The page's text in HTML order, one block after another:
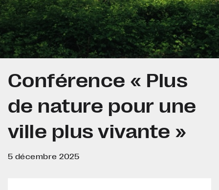
Conférence « Plus
de nature pour une
ville plus vivante »
5 décembre 2025